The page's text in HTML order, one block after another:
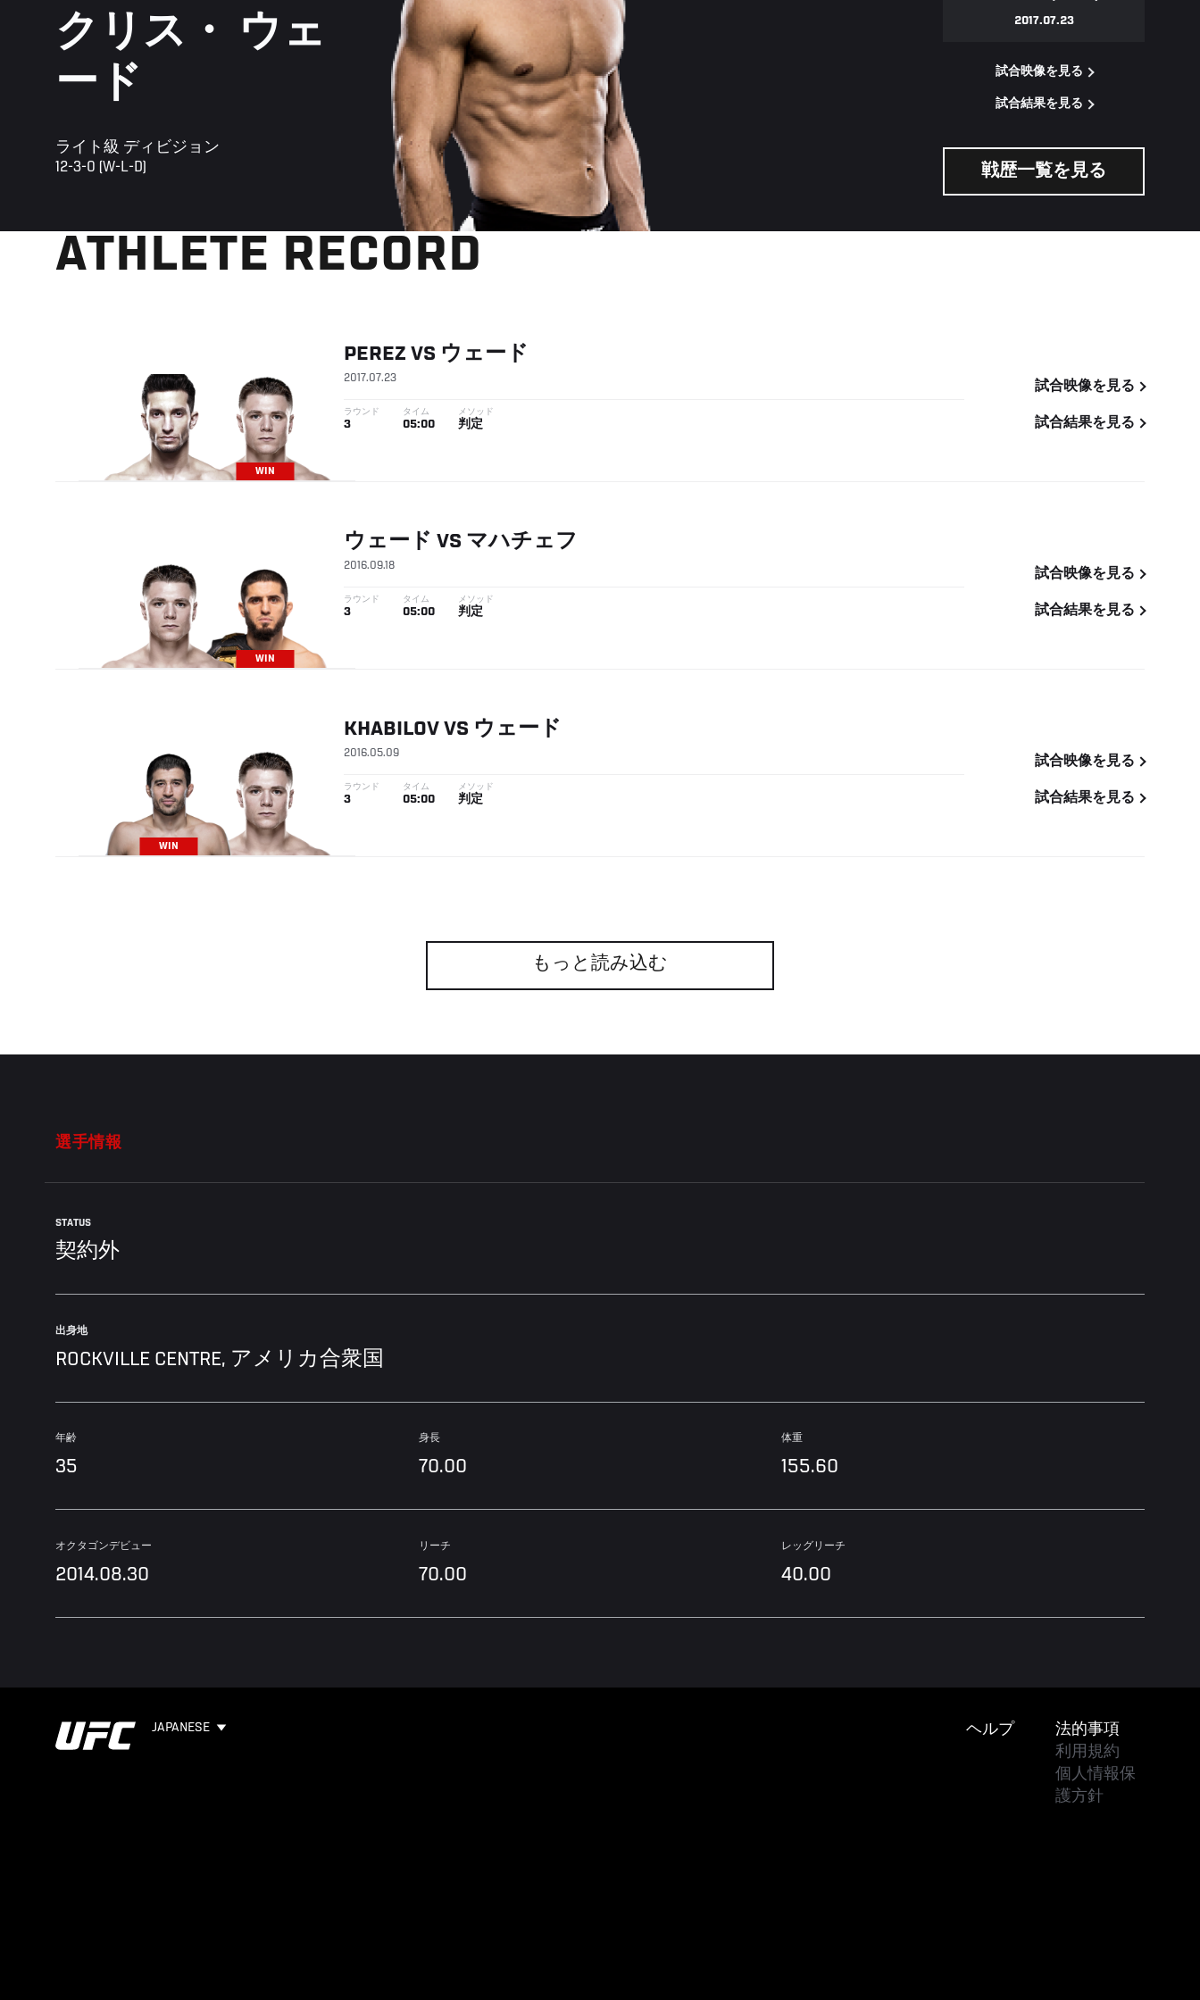
クリス・ ウェ
ード
ライト級 ディビジョン
12-3-0 (W-L-D)
2017.07.23
試合映像を見る
試合結果を見る
戦歴一覧を見る
ATHLETE RECORD
WIN
PEREZ VS ウェード
2017.07.23
ラウンド
3
タイム
05:00
メソッド
判定
試合映像を見る
試合結果を見る
WIN
ウェード VS マハチェフ
2016.09.18
ラウンド
3
タイム
05:00
メソッド
判定
試合映像を見る
試合結果を見る
WIN
KHABILOV VS ウェード
2016.05.09
ラウンド
3
タイム
05:00
メソッド
判定
試合映像を見る
試合結果を見る
もっと読み込む
選手情報
STATUS
契約外
出身地
ROCKVILLE CENTRE, アメリカ合衆国
年齢
35
身長
70.00
体重
155.60
オクタゴンデビュー
2014.08.30
リーチ
70.00
レッグリーチ
40.00
JAPANESE Footer
ヘルプ
法的事項
利用規約
個人情報保
護方針